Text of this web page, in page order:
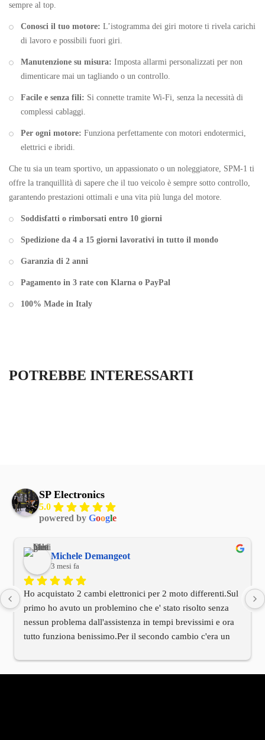
sempre al top.
Conosci il tuo motore: L’istogramma dei giri motore ti rivela carichi
di lavoro e possibili fuori giri.
Manutenzione su misura: Imposta allarmi personalizzati per non
dimenticare mai un tagliando o un controllo.
Facile e senza fili: Si connette tramite Wi-Fi, senza la necessità di
complessi cablaggi.
Per ogni motore: Funziona perfettamente con motori endotermici,
elettrici e ibridi.
Che tu sia un team sportivo, un appassionato o un noleggiatore, SPM-1 ti
offre la tranquillità di sapere che il tuo veicolo è sempre sotto controllo,
garantendo prestazioni ottimali e una vita più lunga del motore.
Soddisfatti o rimborsati entro 10 giorni
Spedizione da 4 a 15 giorni lavorativi in tutto il mondo
Garanzia di 2 anni
Pagamento in 3 rate con Klarna o PayPal
100% Made in Italy
POTREBBE INTERESSARTI
SP Electronics
5.0
powered by Google
Michele Demangeot
3 mesi fa
Ho acquistato 2 cambi elettronici per 2 moto differenti.Sul
primo ho avuto un problemino che e' stato risolto senza
nessun problema dall'assistenza in tempi brevissimi e ora
tutto funziona benissimo.Per il secondo cambio c'era un
contattato l'assistenza tecnica e anche qui in tempi